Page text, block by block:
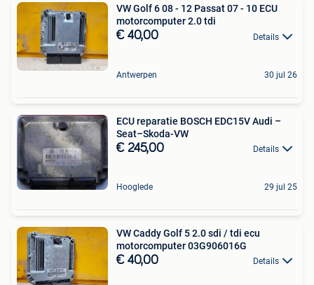
VW Golf 6 08 - 12 Passat 07 - 10 ECU
motorcomputer 2.0 tdi
€ 40,00 Details
Antwerpen 30 jul 26
ECU reparatie BOSCH EDC15V Audi –
Seat–Skoda-VW
€ 245,00 Details
Hooglede 29 jul 25
VW Caddy Golf 5 2.0 sdi / tdi ecu
motorcomputer 03G906016G
€ 40,00 Details